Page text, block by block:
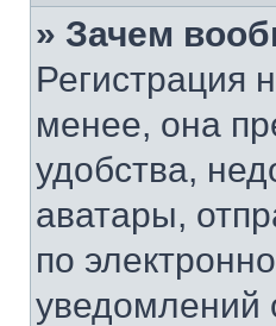
» Зачем
Регистрация
менее, она
удобства,
аватары,
по
уведомлений